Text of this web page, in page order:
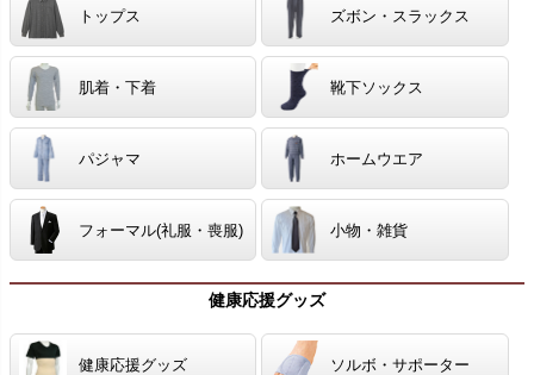
トップス ズボン・スラックス
肌着・下着 靴下ソックス
パジャマ ホームウエア
フォーマル(礼服・喪服) 小物・雑貨
健康応援グッズ
健康応援グッズ ソルボ・サポーター